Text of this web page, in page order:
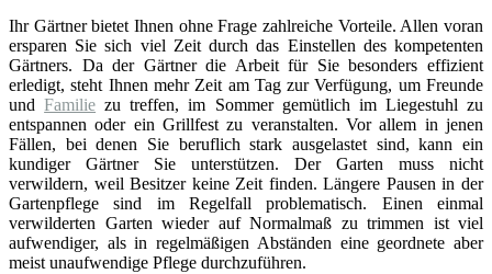
Ihr Gärtner bietet Ihnen ohne Frage zahlreiche Vorteile. Allen voran
ersparen Sie sich viel Zeit durch das Einstellen des kompetenten
Gärtners. Da der Gärtner die Arbeit für Sie besonders effizient
erledigt, steht Ihnen mehr Zeit am Tag zur Verfügung, um Freunde
undFamilie zu treffen, im Sommer gemütlich im Liegestuhl zu
entspannen oder ein Grillfest zu veranstalten. Vor allem in jenen
Fällen, bei denen Sie beruflich stark ausgelastet sind, kann ein
kundiger Gärtner Sie unterstützen. Der Garten muss nicht
verwildern, weil Besitzer keine Zeit finden. Längere Pausen in der
Gartenpflege sind im Regelfall problematisch. Einen einmal
verwilderten Garten wieder auf Normalmaß zu trimmen ist viel
aufwendiger, als in regelmäßigen Abständen eine geordnete aber
meist unaufwendige Pflege durchzuführen.